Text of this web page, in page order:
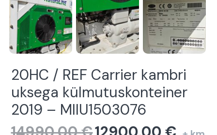
20HC / REF Carrier kambri
uksega külmutuskonteiner
2019 – MIIU1503076
Algne
Current